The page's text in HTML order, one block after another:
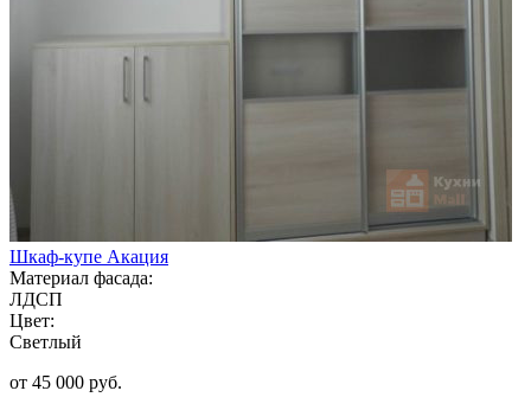
Шкаф-купе Акация
Материал фасада:
ЛДСП
Цвет:
Светлый
от 45 000 руб.